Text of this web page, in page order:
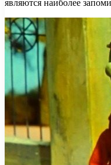
являются наиболее